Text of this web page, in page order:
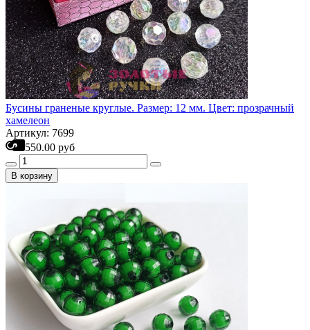
Бусины граненые круглые. Размер: 12 мм. Цвет: прозрачный
хамелеон
Артикул: 7699
550.00 руб
В корзину